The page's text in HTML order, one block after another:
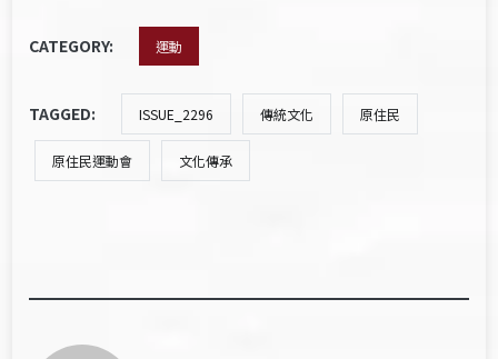
CATEGORY: 運動
TAGGED: ISSUE_2296 傳統文化 原住民
原住民運動會 文化傳承